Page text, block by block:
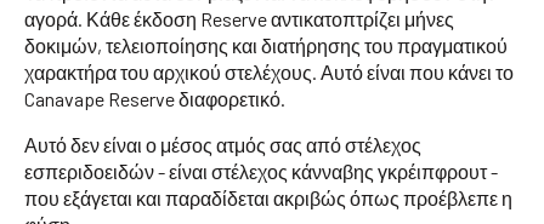
αγορά. Κάθε έκδοση Reserve αντικατοπτρίζει μήνες
δοκιμών, τελειοποίησης και διατήρησης του πραγματικού
χαρακτήρα του αρχικού στελέχους. Αυτό είναι που κάνει το
Canavape Reserve διαφορετικό.
Αυτό δεν είναι ο μέσος ατμός σας από στέλεχος
εσπεριδοειδών - είναι στέλεχος κάνναβης γκρέιπφρουτ -
που εξάγεται και παραδίδεται ακριβώς όπως προέβλεπε η